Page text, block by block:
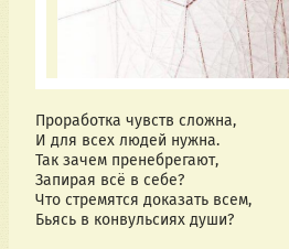
Проработка чувств сложна,
И для всех людей нужна.
Так зачем пренебрегают,
Запирая всё в себе?
Что стремятся доказать всем,
Бьясь в конвульсиях души?